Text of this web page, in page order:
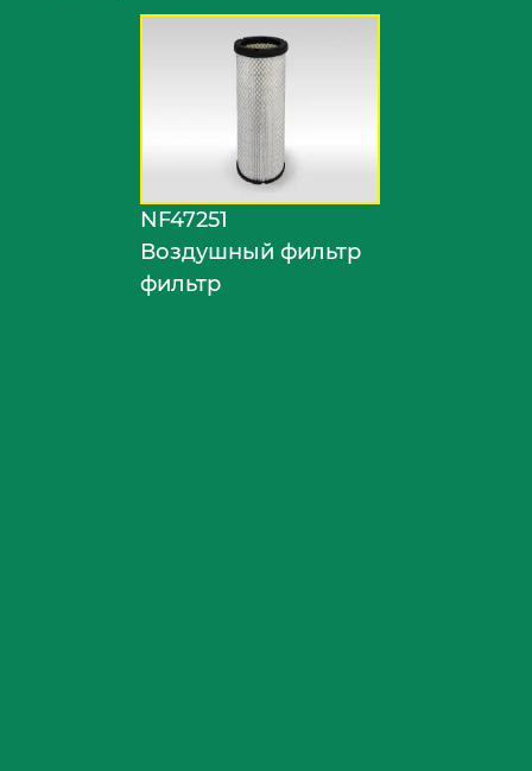
NF47251
Воздушный фильтр
фильтр